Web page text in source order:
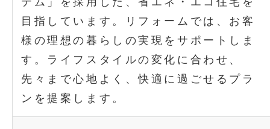
目指しています。リフォームでは、お客
様の理想の暮らしの実現をサポートしま
す。ライフスタイルの変化に合わせ、
先々まで心地よく、快適に過ごせるプラ
ンを提案します。